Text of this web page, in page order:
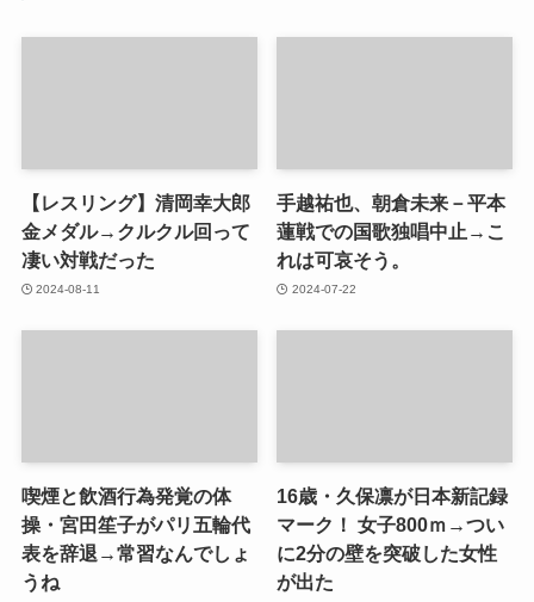
【レスリング】清岡幸大郎
金メダル→クルクル回って
凄い対戦だった
2024-08-11
手越祐也、朝倉未来－平本
蓮戦での国歌独唱中止→こ
れは可哀そう。
2024-07-22
喫煙と飲酒行為発覚の体
操・宮田笙子がパリ五輪代
表を辞退→常習なんでしょ
うね
16歳・久保凛が日本新記録
マーク！ 女子800ｍ→つい
に2分の壁を突破した女性
が出た